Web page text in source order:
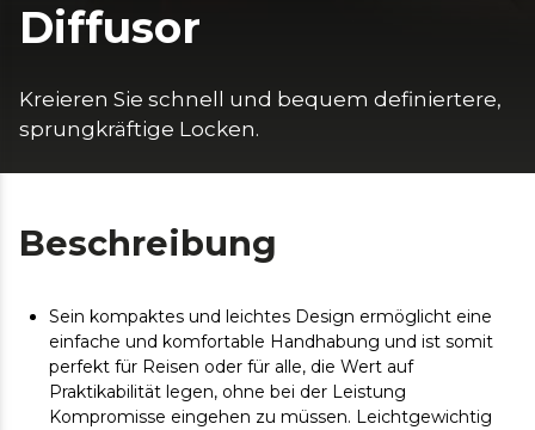
Diffusor
Kreieren Sie schnell und bequem definiertere,
sprungkräftige Locken.
Beschreibung
Sein kompaktes und leichtes Design ermöglicht eine
einfache und komfortable Handhabung und ist somit
perfekt für Reisen oder für alle, die Wert auf
Praktikabilität legen, ohne bei der Leistung
Kompromisse eingehen zu müssen. Leichtgewichtig